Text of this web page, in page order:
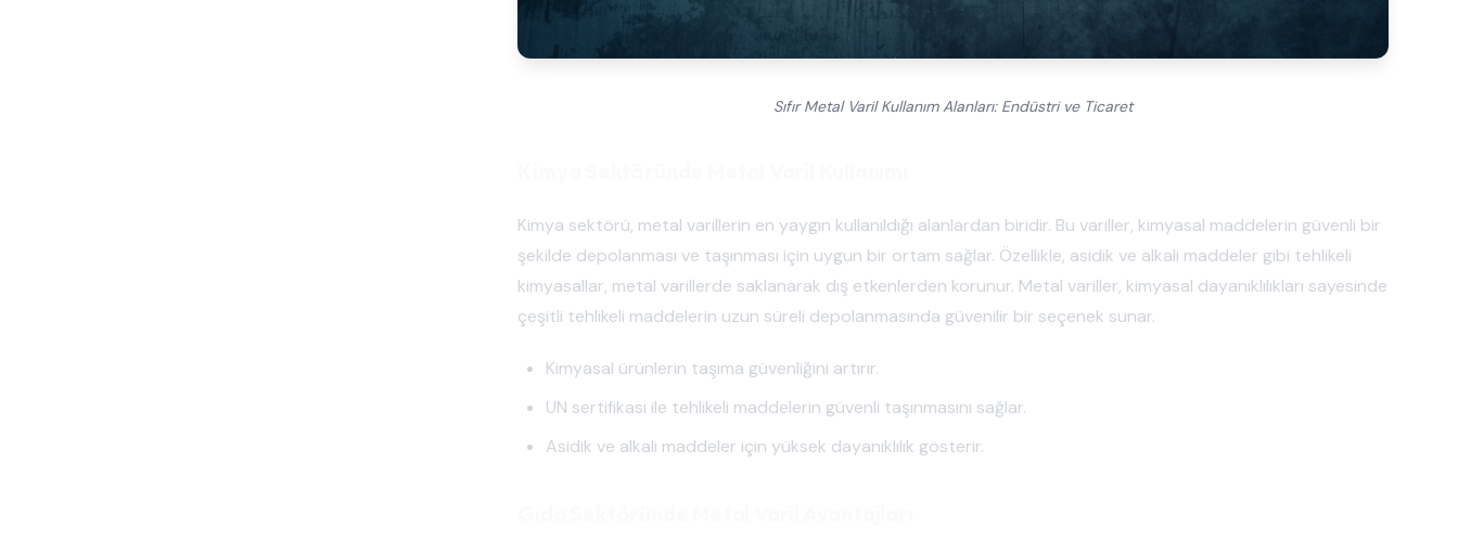
Sıfır Metal Varil Kullanım Alanları: Endüstri ve Ticaret
Kimya sektörü, metal varillerin en yaygın kullanıldığı alanlardan biridir. Bu variller, kimyasal maddelerin güvenli bir
şekilde depolanması ve taşınması için uygun bir ortam sağlar. Özellikle, asidik ve alkali maddeler gibi tehlikeli
kimyasallar, metal varillerde saklanarak dış etkenlerden korunur. Metal variller, kimyasal dayanıklılıkları sayesinde
çeşitli tehlikeli maddelerin uzun süreli depolanmasında güvenilir bir seçenek sunar.
Kimyasal ürünlerin taşıma güvenliğini artırır.
UN sertifikası ile tehlikeli maddelerin güvenli taşınmasını sağlar.
Asidik ve alkali maddeler için yüksek dayanıklılık gösterir.